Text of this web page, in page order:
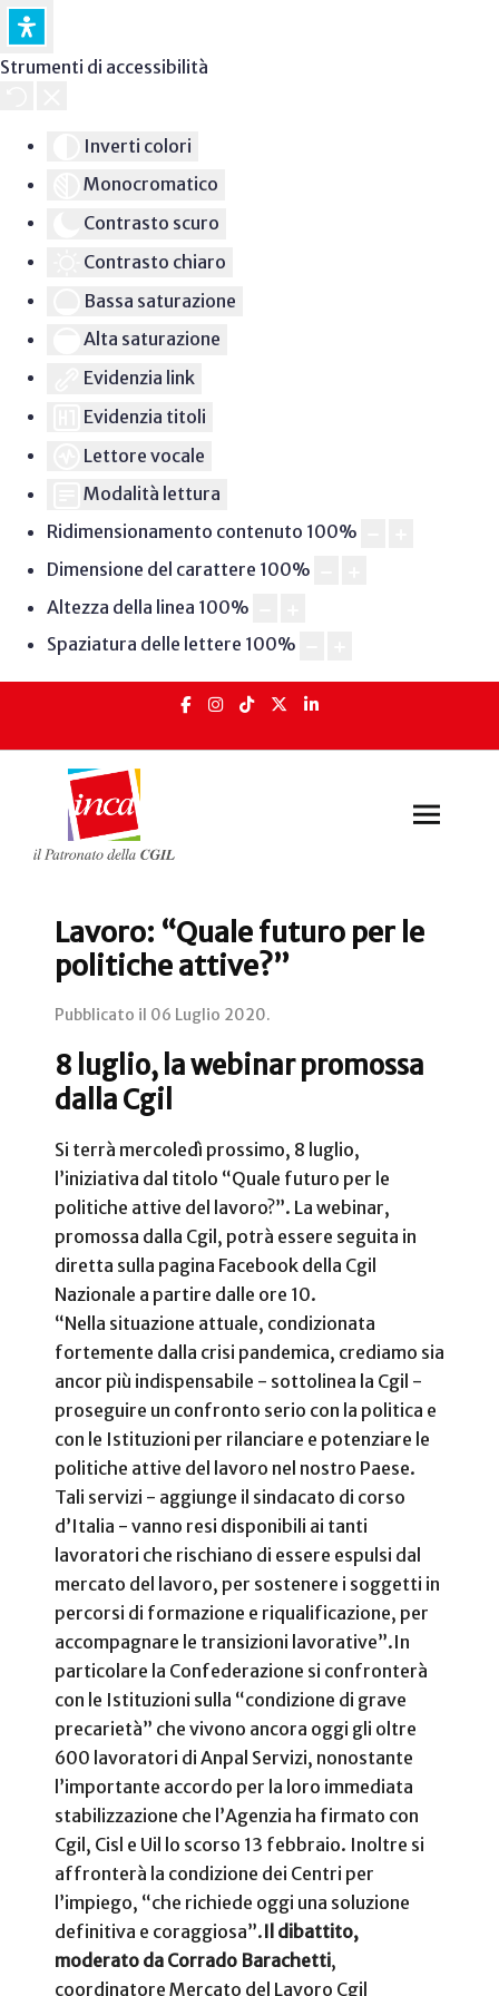
Strumenti di accessibilità
Inverti colori
Monocromatico
Contrasto scuro
Contrasto chiaro
Bassa saturazione
Alta saturazione
Evidenzia link
Evidenzia titoli
Lettore vocale
Modalità lettura
Ridimensionamento contenuto 100%
Dimensione del carattere 100%
Altezza della linea 100%
Spaziatura delle lettere 100%
Lavoro: “Quale futuro per le
politiche attive?”
Pubblicato il 06 Luglio 2020.
8 luglio, la webinar promossa
dalla Cgil
Si terrà mercoledì prossimo, 8 luglio,
l’iniziativa dal titolo “Quale futuro per le
politiche attive del lavoro?”. La webinar,
promossa dalla Cgil, potrà essere seguita in
diretta sulla pagina Facebook della Cgil
Nazionale a partire dalle ore 10.
“Nella situazione attuale, condizionata
fortemente dalla crisi pandemica, crediamo sia
ancor più indispensabile - sottolinea la Cgil -
proseguire un confronto serio con la politica e
con le Istituzioni per rilanciare e potenziare le
politiche attive del lavoro nel nostro Paese.
Tali servizi - aggiunge il sindacato di corso
d’Italia - vanno resi disponibili ai tanti
lavoratori che rischiano di essere espulsi dal
mercato del lavoro, per sostenere i soggetti in
percorsi di formazione e riqualificazione, per
accompagnare le transizioni lavorative”.In
particolare la Confederazione si confronterà
con le Istituzioni sulla “condizione di grave
precarietà” che vivono ancora oggi gli oltre
600 lavoratori di Anpal Servizi, nonostante
l’importante accordo per la loro immediata
stabilizzazione che l’Agenzia ha firmato con
Cgil, Cisl e Uil lo scorso 13 febbraio. Inoltre si
affronterà la condizione dei Centri per
l’impiego, “che richiede oggi una soluzione
definitiva e coraggiosa”.Il dibattito,
moderato da Corrado Barachetti,
coordinatore Mercato del Lavoro Cgil